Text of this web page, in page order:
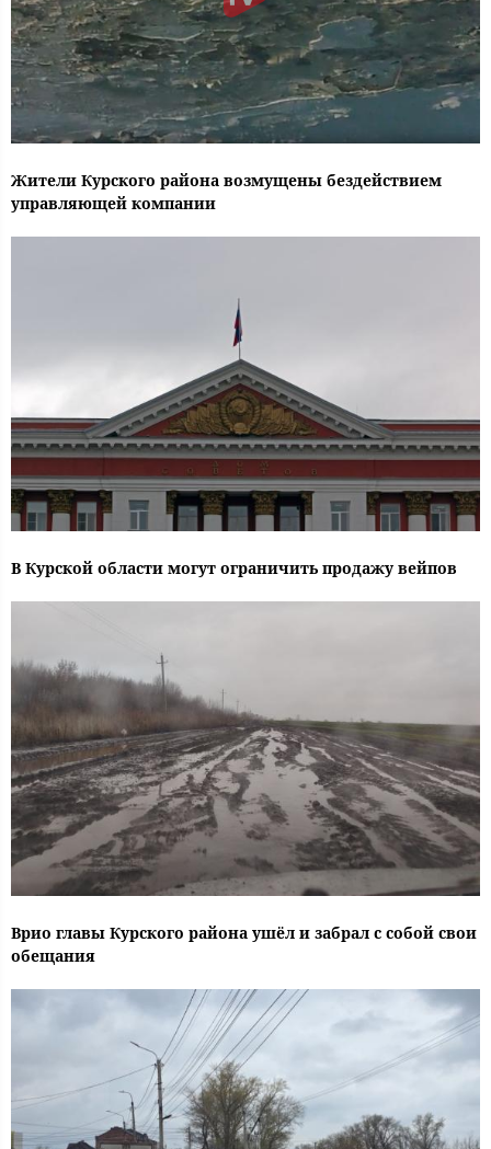
Жители Курского района возмущены бездействием
управляющей компании
В Курской области могут ограничить продажу вейпов
Врио главы Курского района ушёл и забрал с собой свои
обещания